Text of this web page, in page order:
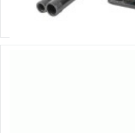
Izvēlēties